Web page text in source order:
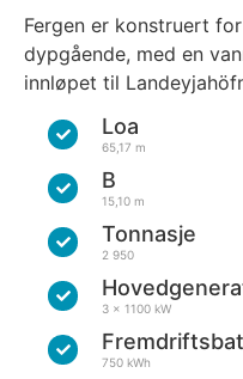
Fergen er konstruert
dypgående, med en
innløpet til
Loa
65,17 m
B
15,10 m
Tonnasje
2 950
3 x 1100 kW
750 kWh